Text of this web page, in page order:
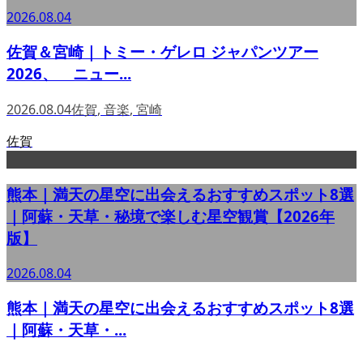
2026.08.04
佐賀＆宮崎｜トミー・ゲレロ ジャパンツアー
2026、 ニュー...
2026.08.04佐賀, 音楽, 宮崎
佐賀
熊本｜満天の星空に出会えるおすすめスポット8選
｜阿蘇・天草・秘境で楽しむ星空観賞【2026年
版】
2026.08.04
熊本｜満天の星空に出会えるおすすめスポット8選
｜阿蘇・天草・...